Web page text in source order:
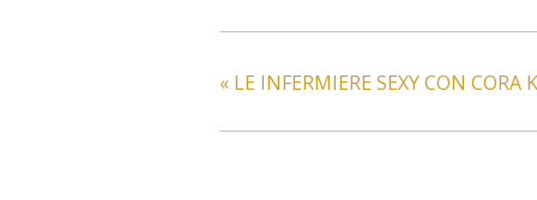
« LE INFERMIERE SEXY CON CORA